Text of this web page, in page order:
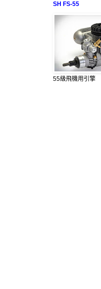
SH FS-55
55級飛機用引擎